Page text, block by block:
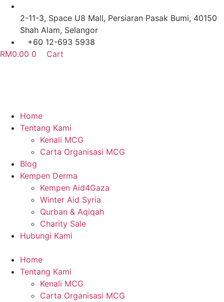
Skip
content
2-11-3, Space U8 Mall, Persiaran Pasak Bumi, 40150
Shah Alam, Selangor
+60 12-693 5938
RM0.00 0 Cart
Home
Tentang Kami
Kenali MCG
Carta Organisasi MCG
Blog
Kempen Derma
Kempen Aid4Gaza
Winter Aid Syria
Qurban & Aqiqah
Charity Sale
Hubungi Kami
Home
Tentang Kami
Kenali MCG
Carta Organisasi MCG